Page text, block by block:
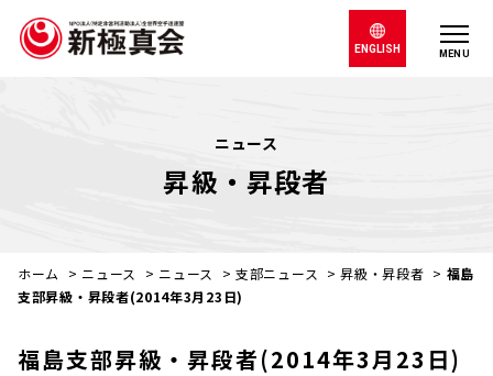
MENU
ENGLISH
ニュース
昇級・昇段者
ホーム > ニュース > ニュース >支部ニュース >昇級・昇段者 > 福島
支部昇級・昇段者(2014年3月23日)
福島支部昇級・昇段者(2014年3月23日)